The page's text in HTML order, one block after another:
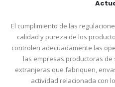
El cumplimiento de las
calidad y pureza de los
controlen adecuadamente las
las empresas productoras
extranjeras que fabriquen,
actividad relacionada con